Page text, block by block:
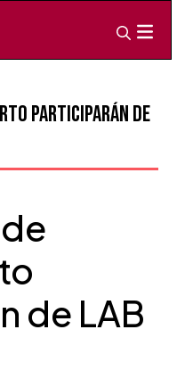
participarán de
de LAB